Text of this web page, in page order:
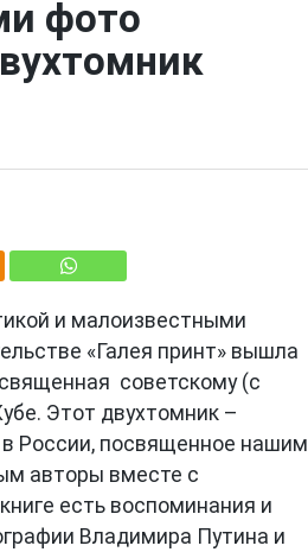
фото
и малоизвестными
«Галея принт» вышла
советскому (с
Этот двухтомник –
России, посвященное нашим
авторы вместе с
есть воспоминания и
Владимира Путина и